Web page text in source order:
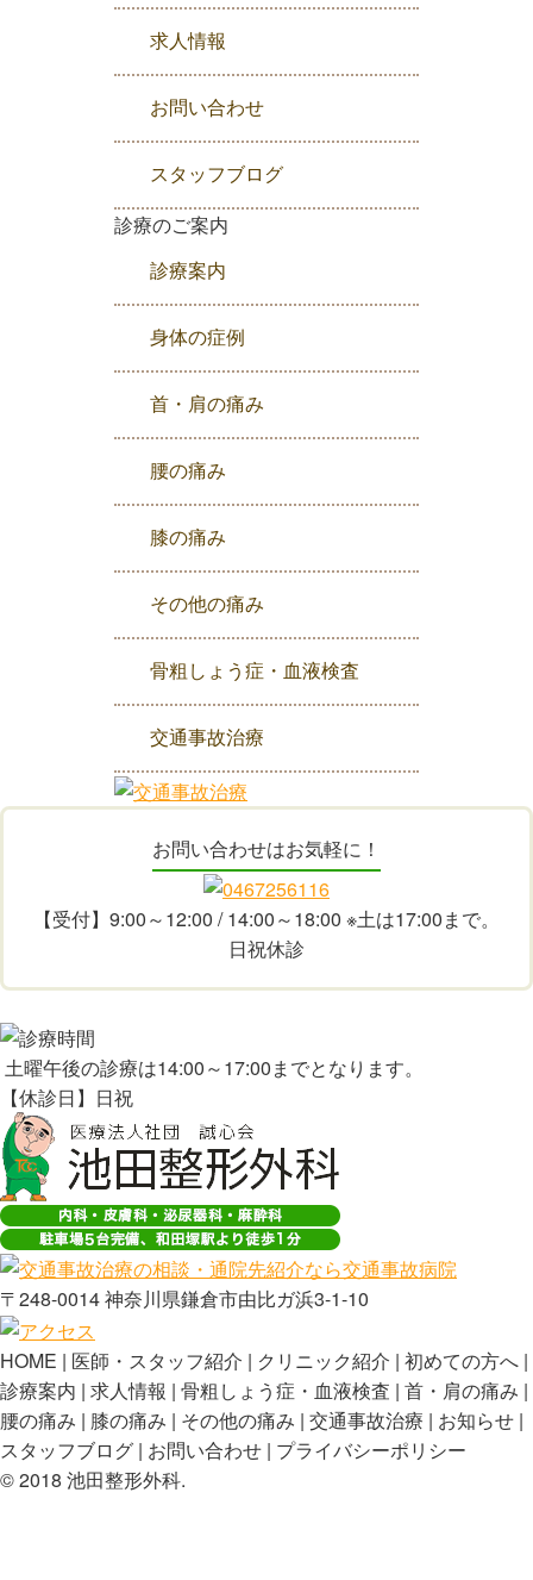
求人情報
お問い合わせ
スタッフブログ
診療のご案内
診療案内
身体の症例
首・肩の痛み
腰の痛み
膝の痛み
その他の痛み
骨粗しょう症・血液検査
交通事故治療
お問い合わせはお気軽に！
【受付】9:00～12:00 / 14:00～18:00 ※土は17:00まで。
日祝休診
土曜午後の診療は14:00～17:00までとなります。
【休診日】日祝
〒248-0014 神奈川県鎌倉市由比ガ浜3-1-10
HOME 医師・スタッフ紹介 クリニック紹介 初めての方へ
診療案内 求人情報 骨粗しょう症・血液検査 首・肩の痛み
腰の痛み
膝の痛み その他の痛み 交通事故治療
お知らせ
スタッフブログ お問い合わせ プライバシーポリシー
©️ 2018 池田整形外科.